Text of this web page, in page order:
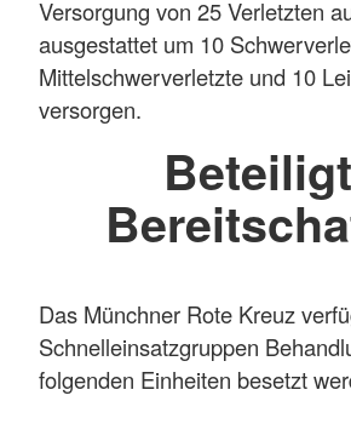
Versorgung von 25 Verletzten
ausgestattet um 10
Mittelschwerverletzte und 10
versorgen.
Das Münchner Rote Kreuz
Schnelleinsatzgruppen
folgenden Einheiten besetzt